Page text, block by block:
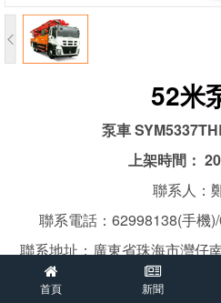

52米
泵車
上架時間：
聯系人：
聯系電話：62998138(手機
聯系地址：廣東省珠海市灣仔
首頁 新聞